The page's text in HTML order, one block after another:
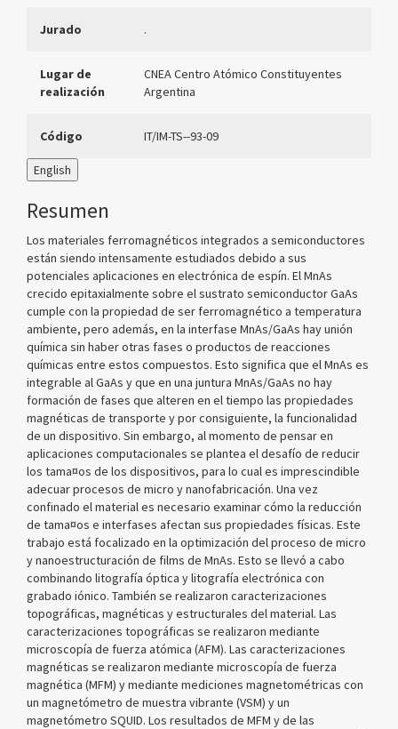
Jurado .
Lugar de
realización
CNEA Centro Atómico Constituyentes
Argentina
Código IT/IM-TS--93-09
English
Resumen
Los materiales ferromagnéticos integrados a semiconductores
están siendo intensamente estudiados debido a sus
potenciales aplicaciones en electrónica de espín. El MnAs
crecido epitaxialmente sobre el sustrato semiconductor GaAs
cumple con la propiedad de ser ferromagnético a temperatura
ambiente, pero además, en la interfase MnAs/GaAs hay unión
química sin haber otras fases o productos de reacciones
químicas entre estos compuestos. Esto significa que el MnAs es
integrable al GaAs y que en una juntura MnAs/GaAs no hay
formación de fases que alteren en el tiempo las propiedades
magnéticas de transporte y por consiguiente, la funcionalidad
de un dispositivo. Sin embargo, al momento de pensar en
aplicaciones computacionales se plantea el desafío de reducir
los tama¤os de los dispositivos, para lo cual es imprescindible
adecuar procesos de micro y nanofabricación. Una vez
confinado el material es necesario examinar cómo la reducción
de tama¤os e interfases afectan sus propiedades físicas. Este
trabajo está focalizado en la optimización del proceso de micro
y nanoestructuración de films de MnAs. Esto se llevó a cabo
combinando litografía óptica y litografía electrónica con
grabado iónico. También se realizaron caracterizaciones
topográficas, magnéticas y estructurales del material. Las
caracterizaciones topográficas se realizaron mediante
microscopía de fuerza atómica (AFM). Las caracterizaciones
magnéticas se realizaron mediante microscopía de fuerza
magnética (MFM) y mediante mediciones magnetométricas con
un magnetómetro de muestra vibrante (VSM) y un
magnetómetro SQUID. Los resultados de MFM y de las